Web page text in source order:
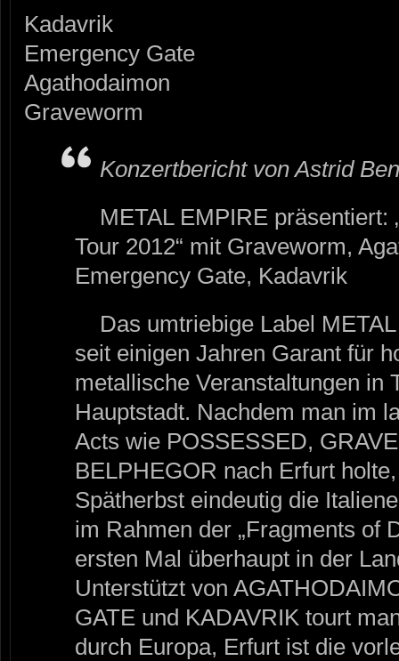
Kadavrik
Emergency Gate
Agathodaimon
Graveworm
Konzertbericht von Astrid
METAL EMPIRE präsentiert:
Tour 2012“ mit Graveworm,
Emergency Gate, Kadavrik
Das umtriebige Label
seit einigen Jahren Garant für
metallische Veranstaltungen in
Hauptstadt. Nachdem man im
Acts wie POSSESSED,
BELPHEGOR nach Erfurt
Spätherbst eindeutig die
im Rahmen der „Fragments of
ersten Mal überhaupt in der
Unterstützt von
GATE und KADAVRIK tourt
durch Europa, Erfurt ist die